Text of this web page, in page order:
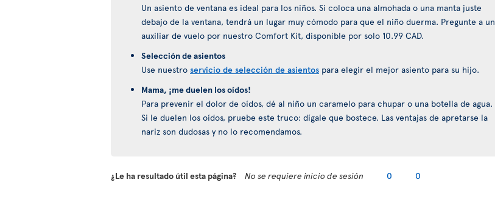
Un asiento de ventana es ideal para los niños. Si coloca una almohada o una manta juste
debajo de la ventana, tendrá un lugar muy cómodo para que el niño duerma. Pregunte a un
auxiliar de vuelo por nuestro Comfort Kit, disponible por solo 10.99 CAD.
Selección de asientos
Use nuestro servicio de selección de asientos para elegir el mejor asiento para su hijo.
Mama, ¡me duelen los oídos!
Para prevenir el dolor de oídos, dé al niño un caramelo para chupar o una botella de agua.
Si le duelen los oídos, pruebe este truco: dígale que bostece. Las ventajas de apretarse la
nariz son dudosas y no lo recomendamos.
¿Le ha resultado útil esta página? No se requiere inicio de sesión 0 0